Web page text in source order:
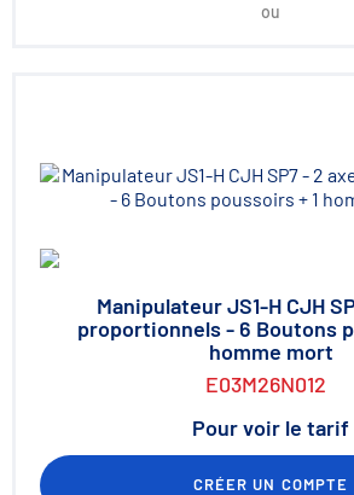
ou
Manipulateur JS1-H CJH
proportionnels - 6 Boutons
homme mort
E03M26N012
Pour voir le tarif
CRÉER UN COMPTE